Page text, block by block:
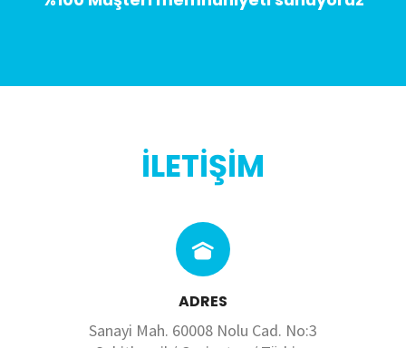
İLETİŞİM
ADRES
Sanayi Mah. 60008 Nolu Cad. No:3